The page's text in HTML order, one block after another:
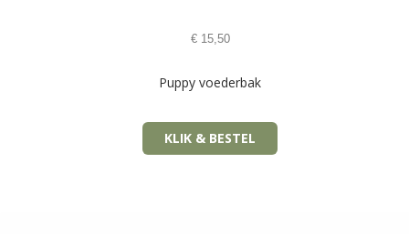
€15,50
Puppy voederbak
KLIK & BESTEL